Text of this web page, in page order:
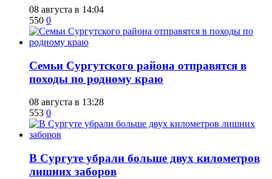
08 августа в 14:04
550 0
​Семьи Сургутского района отправятся в
походы по родному краю
08 августа в 13:28
553 0
​В Сургуте убрали больше двух километров
лишних заборов